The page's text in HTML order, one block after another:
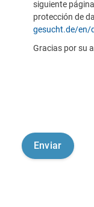
siguiente
protección de
gesucht.de/en/
Gracias por su